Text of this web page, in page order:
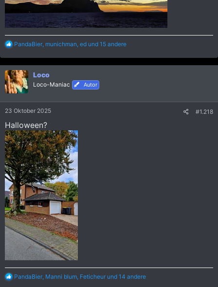
R
a
k
t
i
o
n
PandaBier munichman ed und 15 andere
Loco
Loco-Maniac Autor
23 Oktober 2025 #1.218
Halloween?
R
PandaBier Manni blum Feticheur und 14 andere